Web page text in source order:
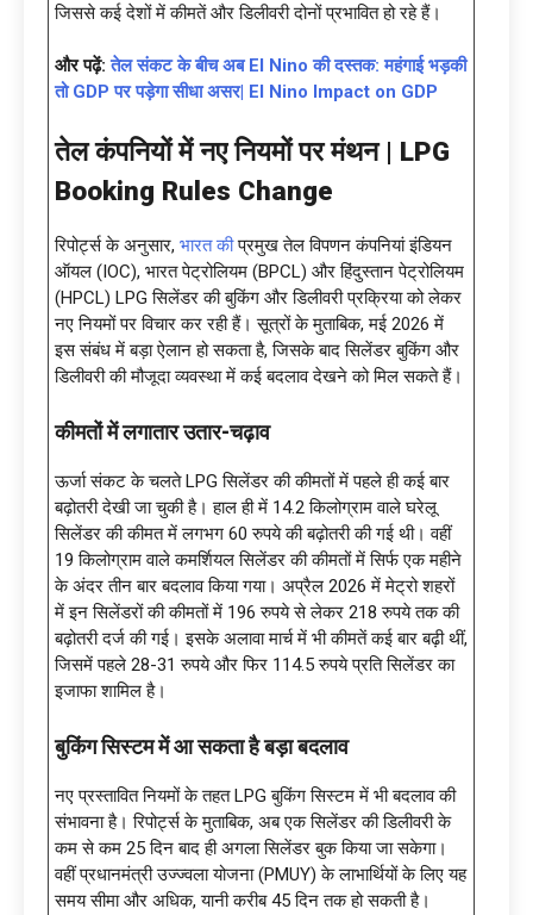
जिससे कई देशों में कीमतें और डिलीवरी दोनों प्रभावित हो रहे हैं।
और पढ़ें:तेल संकट के बीच अब El Nino की दस्तक: महंगाई भड़की
तो GDP पर पड़ेगा सीधा असर| El Nino Impact on GDP
तेल कंपनियों में नए नियमों पर मंथन | LPG
Booking Rules Change
रिपोर्ट्स के अनुसार, भारत कीप्रमुख तेल विपणन कंपनियां इंडियन
ऑयल (IOC), भारत पेट्रोलियम (BPCL) और हिंदुस्तान पेट्रोलियम
(HPCL) LPG सिलेंडर की बुकिंग और डिलीवरी प्रक्रिया को लेकर
नए नियमों पर विचार कर रही हैं। सूत्रों के मुताबिक, मई 2026 में
इस संबंध में बड़ा ऐलान हो सकता है, जिसके बाद सिलेंडर बुकिंग और
डिलीवरी की मौजूदा व्यवस्था में कई बदलाव देखने को मिल सकते हैं।
कीमतों में लगातार उतार-चढ़ाव
ऊर्जा संकट के चलते LPG सिलेंडर की कीमतों में पहले ही कई बार
बढ़ोतरी देखी जा चुकी है। हाल ही में 14.2 किलोग्राम वाले घरेलू
सिलेंडर की कीमत में लगभग 60 रुपये की बढ़ोतरी की गई थी। वहीं
19 किलोग्राम वाले कमर्शियल सिलेंडर की कीमतों में सिर्फ एक महीने
के अंदर तीन बार बदलाव किया गया। अप्रैल 2026 में मेट्रो शहरों
में इन सिलेंडरों की कीमतों में 196 रुपये से लेकर 218 रुपये तक की
बढ़ोतरी दर्ज की गई। इसके अलावा मार्च में भी कीमतें कई बार बढ़ी थीं,
जिसमें पहले 28-31 रुपये और फिर 114.5 रुपये प्रति सिलेंडर का
इजाफा शामिल है।
बुकिंग सिस्टम में आ सकता है बड़ा बदलाव
नए प्रस्तावित नियमों के तहत LPG बुकिंग सिस्टम में भी बदलाव की
संभावना है। रिपोर्ट्स के मुताबिक, अब एक सिलेंडर की डिलीवरी के
कम से कम 25 दिन बाद ही अगला सिलेंडर बुक किया जा सकेगा।
वहीं प्रधानमंत्री उज्ज्वला योजना (PMUY) के लाभार्थियों के लिए यह
समय सीमा और अधिक, यानी करीब 45 दिन तक हो सकती है।